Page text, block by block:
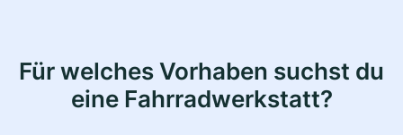
Für welches Vorhaben suchst du
eine Fahrradwerkstatt?